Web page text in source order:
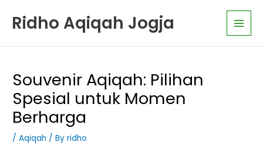
Ridho Aqiqah Jogja
Main
Souvenir Aqiqah: Pilihan
Spesial untuk Momen
Berharga
/Aqiqah / Byridho
a
o
r
A
r